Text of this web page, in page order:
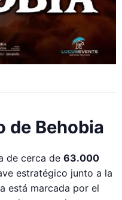
de Behobia
de cerca de 63.000
estratégico junto a la
está marcada por el